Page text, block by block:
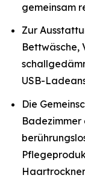
gemeinsam
Zur
Bettwäsche,
USB-
Die